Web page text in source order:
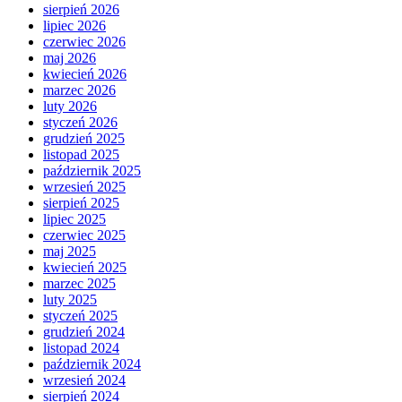
sierpień 2026
lipiec 2026
czerwiec 2026
maj 2026
kwiecień 2026
marzec 2026
luty 2026
styczeń 2026
grudzień 2025
listopad 2025
październik 2025
wrzesień 2025
sierpień 2025
lipiec 2025
czerwiec 2025
maj 2025
kwiecień 2025
marzec 2025
luty 2025
styczeń 2025
grudzień 2024
listopad 2024
październik 2024
wrzesień 2024
sierpień 2024